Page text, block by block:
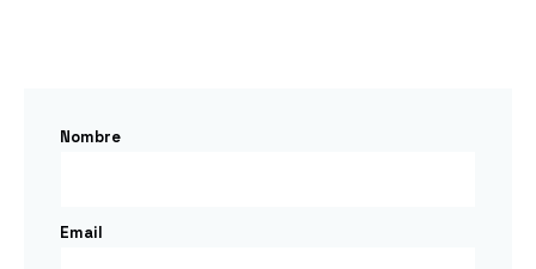
Nombre
Email